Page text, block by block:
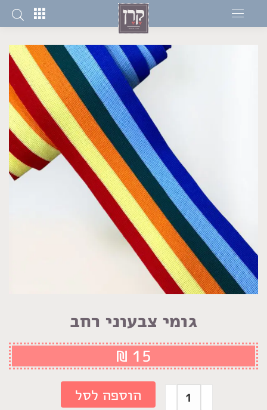
גומי צבעוני רחב
₪ 15
כמות
הוספה לסל